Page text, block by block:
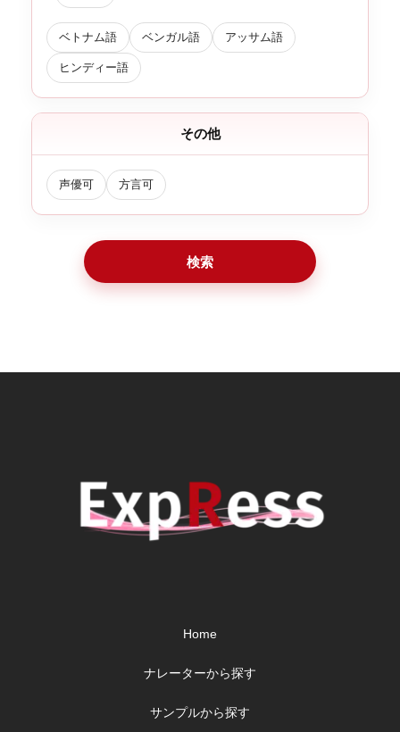
ベトナム語 ベンガル語 アッサム語
ヒンディー語
その他
声優可 方言可
検索
Home
ナレーターから探す
サンプルから探す